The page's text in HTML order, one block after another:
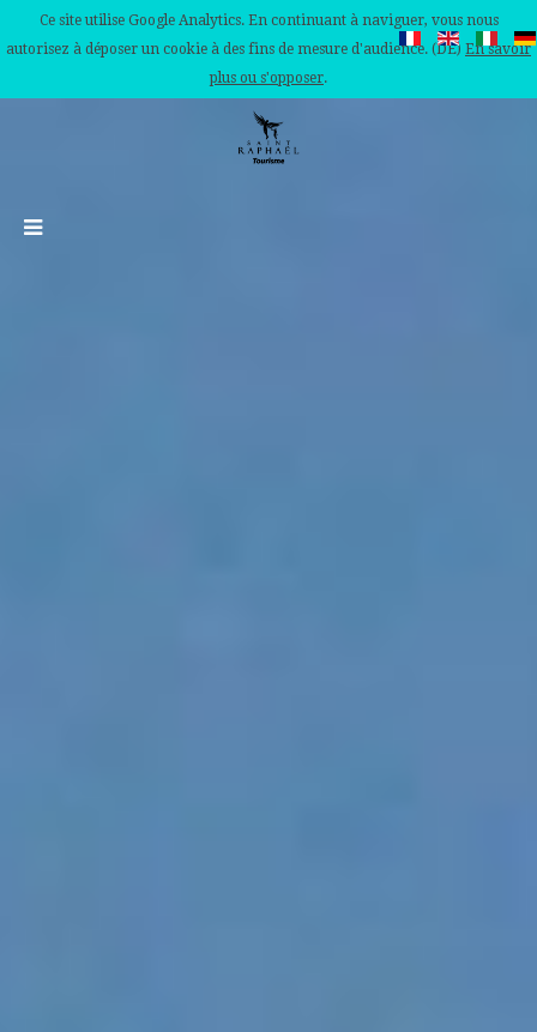
Ce site utilise Google Analytics. En continuant à naviguer, vous nous
autorisez à déposer un cookie à des fins de mesure d'audience. (DE) En savoir
plus ou s'opposer.